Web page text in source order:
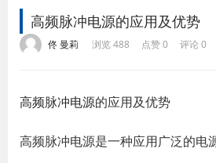
高频脉冲电源的应用及优势
佟 曼莉 浏览 488 点赞 0 评论 0
高频脉冲电源的应用及优势
高频脉冲电源是一种应用广泛的电